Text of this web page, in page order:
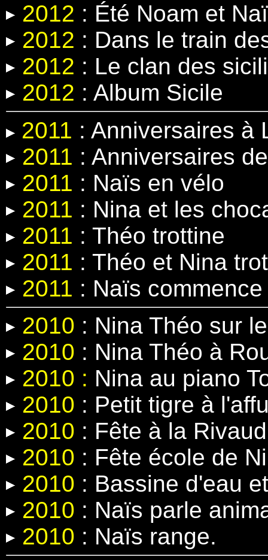
2012 : Été Noam et
2012 : Dans le train
2012 : Le clan des
2012 : Album Sicile
2011 : Anniversaires à
2011 : Anniversaires
2011 : Naïs en vélo
2011 : Nina et les
2011 : Théo trottine
2011 : Théo et Nina
2011 : Naïs
2010 : Nina Théo sur
2010 : Nina Théo à
2010 : Nina au piano
2010 : Petit tigre à
2010 : Fête à la
2010 : Fête école de
2010 : Bassine d'eau
2010 : Naïs parle
2010 : Naïs range.